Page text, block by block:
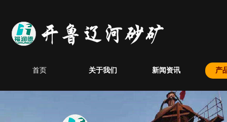
首页 关于我们 新闻资讯 产